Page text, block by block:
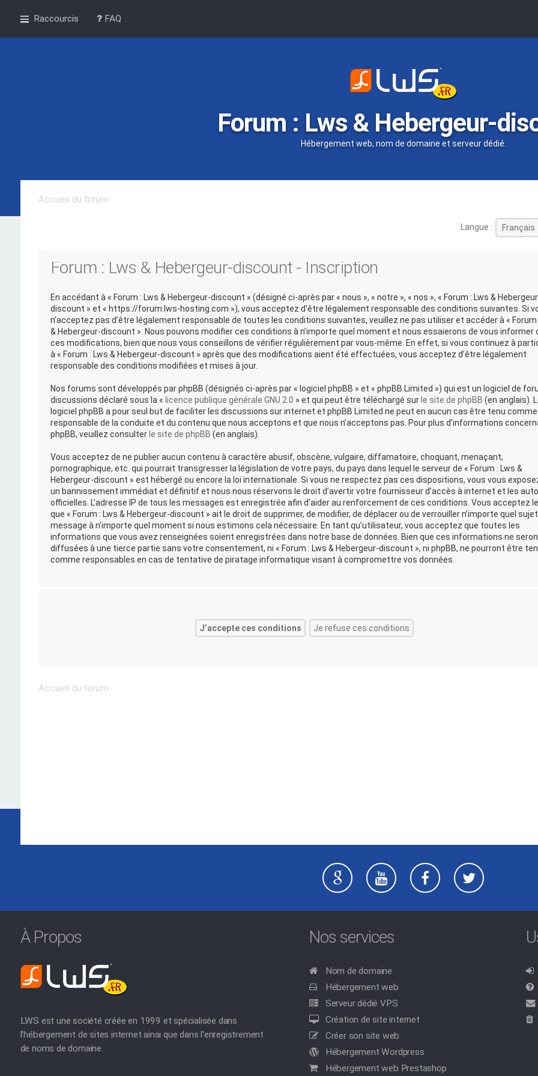
Raccourcis FAQ
Forum : Lws & Hebergeur-
Hébergement web, nom de domaine et serveur dédié.
Accueil du forum
Langue :
Forum : Lws & Hebergeur-discount - Inscription
En accédant à « Forum : Lws & Hebergeur-discount » (désigné ci-après par « nous », « notre », « nos », « Forum : Lws &
discount » et « https://forum.lws-hosting.com »), vous acceptez d’être légalement responsable des conditions suivantes. Si
n’acceptez pas d’être légalement responsable de toutes les conditions suivantes, veuillez ne pas utiliser et accéder à « Forum
& Hebergeur-discount ». Nous pouvons modifier ces conditions à n’importe quel moment et nous essaierons de vous informer
ces modifications, bien que nous vous conseillons de vérifier régulièrement par vous-même. En effet, si vous continuez à
à « Forum : Lws & Hebergeur-discount » après que des modifications aient été effectuées, vous acceptez d’être légalement
responsable des conditions modifiées et mises à jour.
Nos forums sont développés par phpBB (désignés ci-après par « logiciel phpBB » et « phpBB Limited ») qui est un logiciel de
discussions déclaré sous la « licence publique générale GNU 2.0 » et qui peut être téléchargé sur le site de phpBB (en anglais).
logiciel phpBB a pour seul but de faciliter les discussions sur internet et phpBB Limited ne peut en aucun cas être tenu comme
responsable de la conduite et du contenu que nous acceptons et que nous n’acceptons pas. Pour plus d’informations
phpBB, veuillez consulter le site de phpBB (en anglais).
Vous acceptez de ne publier aucun contenu à caractère abusif, obscène, vulgaire, diffamatoire, choquant, menaçant,
pornographique, etc. qui pourrait transgresser la législation de votre pays, du pays dans lequel le serveur de « Forum : Lws &
Hebergeur-discount » est hébergé ou encore la loi internationale. Si vous ne respectez pas ces dispositions, vous vous
un bannissement immédiat et définitif et nous nous réservons le droit d’avertir votre fournisseur d’accès à internet et les
officielles. L’adresse IP de tous les messages est enregistrée afin d’aider au renforcement de ces conditions. Vous acceptez
que « Forum : Lws & Hebergeur-discount » ait le droit de supprimer, de modifier, de déplacer ou de verrouiller n’importe quel
message à n’importe quel moment si nous estimons cela nécessaire. En tant qu’utilisateur, vous acceptez que toutes les
informations que vous avez renseignées soient enregistrées dans notre base de données. Bien que ces informations ne
diffusées à une tierce partie sans votre consentement, ni « Forum : Lws & Hebergeur-discount », ni phpBB, ne pourront être
comme responsables en cas de tentative de piratage informatique visant à compromettre vos données.
Accueil du forum
À Propos
LWS est une société créée en 1999 et spécialisée dans
l'hébergement de sites internet ainsi que dans l'enregistrement
de noms de domaine.
Nos services
Nom de domaine
Hébergement web
Serveur dédié VPS
Création de site internet
Créer son site web
Hébergement Wordpress
Hébergement web Prestashop